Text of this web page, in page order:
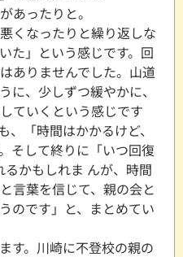
あったりと。
くなったりと繰り返しな
た」という感じです。回
ありませんでした。山道
に、少しずつ緩やかに、
ていくという感じです
「時間はかかるけど、
そして終りに「いつ回復
かもしれま んが、時間
言葉を信じて、親の会と
のです」と、まとめてい
す。川崎に不登校の親の